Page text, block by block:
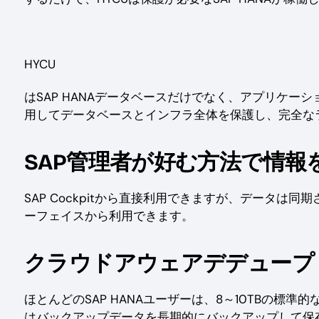
HYCU
はSAP HANAデータベースだけでなく、アプリケー
用してデータベースとインフラ全体を保護し、完全
SAP管理者が好む方法で情報
SAP Cockpitから直接利用できますが、データは同
ーフェイスから利用できます。
クラウドアウェアデデュープ
ほとんどのSAP HANAユーザーは、8～10TBの標準